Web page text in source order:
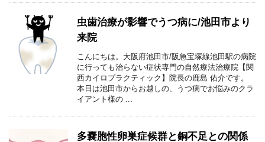
虫歯治療が影響でうつ病に/池田市より
来院
こんにちは。大阪府池田市/阪急宝塚線池田駅の病院
に行っても治らない症状専門の自然療法治療院【関
西カイロプラクティック】院長の鹿島 佑介です。
本日は池田市からお越しの、うつ病でお悩みのクラ
イアント様の ...
多嚢胞性卵巣症候群と銅不足との関係